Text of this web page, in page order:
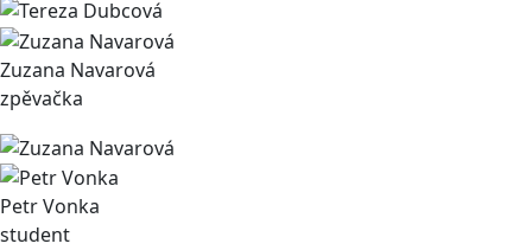
Zuzana Navarová
zpěvačka
Petr Vonka
student